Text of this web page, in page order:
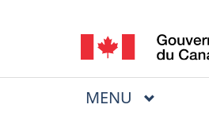
de
la
langue
Menu
MENU PRINCIPAL